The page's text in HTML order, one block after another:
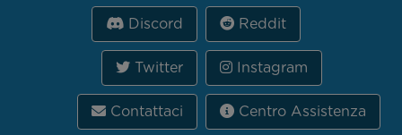
Discord Reddit
Twitter Instagram
Contattaci Centro Assistenza